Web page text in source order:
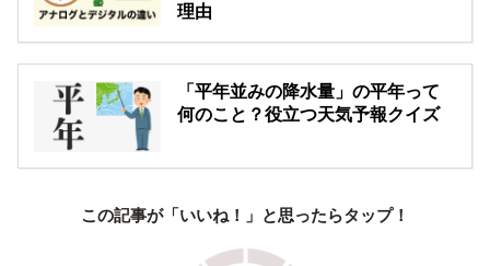
理由
「平年並みの降水量」の平年って
何のこと？役立つ天気予報クイズ
この記事が「いいね！」と思ったらタップ！